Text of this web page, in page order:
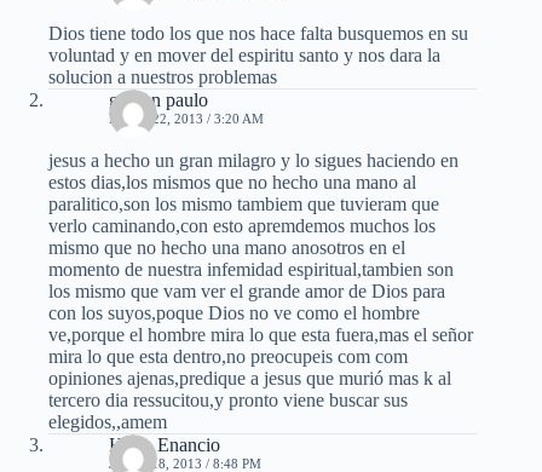
Dios tiene todo los que nos hace falta busquemos en su
voluntad y en mover del espiritu santo y nos dara la
solucion a nuestros problemas
giovan paulo
MAYO 22, 2013 / 3:20 AM
jesus a hecho un gran milagro y lo sigues haciendo en
estos dias,los mismos que no hecho una mano al
paralitico,son los mismo tambiem que tuvieram que
verlo caminando,con esto apremdemos muchos los
mismo que no hecho una mano anosotros en el
momento de nuestra infemidad espiritual,tambien son
los mismo que vam ver el grande amor de Dios para
con los suyos,poque Dios no ve como el hombre
ve,porque el hombre mira lo que esta fuera,mas el señor
mira lo que esta dentro,no preocupeis com com
opiniones ajenas,predique a jesus que murió mas k al
tercero dia ressucitou,y pronto viene buscar sus
elegidos,,amem
Hugo Enancio
JUNIO 18, 2013 / 8:48 PM